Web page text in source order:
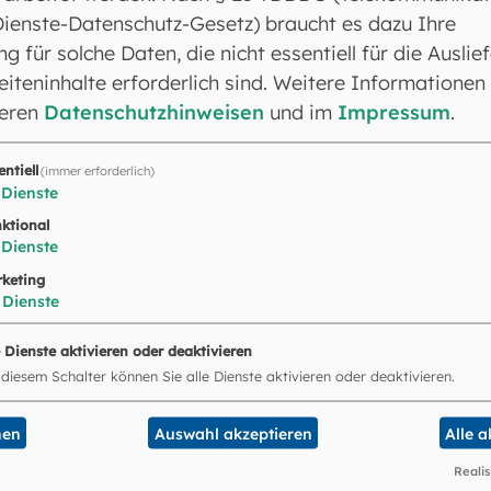
„Am Fürstenweg“
auf dieKarte .
Arbeit im Landkreis oder der Ehe-, Familien- und
insgesamt erfahren wollen, können Sie hier
Datenschutz-Gesetz) braucht es dazu Ihre
für solche Daten, die nicht essentiell für die
erforderlich sind. Weitere Informationen
Datenschutzhinweisen und im Impressum.
(immer erforderlich)
Dienste
Dienste
Dienste
Dienste aktivieren oder deaktivieren
Schalter können Sie alle Dienste aktivieren oder deaktivieren.
Auswahl akzeptieren Alle